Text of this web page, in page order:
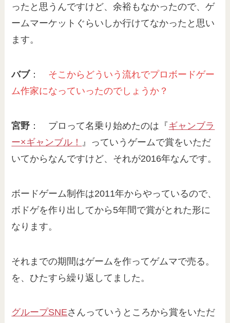
ったと思うんですけど、余裕もなかったので、ゲ
ームマーケットぐらいしか行けてなかったと思い
ます。
バブ ： そこから どういう流れでプロボードゲー
ム作家になっていったのでしょうか？
宮野 ： プロって名乗り始めたのは『ギャンブラ
ー×ギャンブル！ 』っていうゲームで賞をいただ
いてからなんですけど、それが2016年なんです。
ボードゲーム制作は2011年からやっているので、
ボドゲを作り出してから5年間で賞がとれた形に
なります。
それまでの期間はゲームを作ってゲムマで売る。
を、ひたすら繰り返してました。
グループSNEさんっていうところから賞をいただ